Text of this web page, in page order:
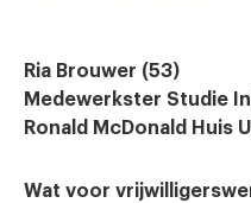
Ria Brouwer (53)
Medewerkster Studie
Ronald McDonald Huis
Wat voor